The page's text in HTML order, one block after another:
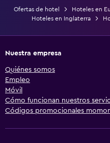
Ofertas de hotel Hoteles en
Hoteles en Inglaterra
Nuestra empresa
Quiénes somos
Empleo
Móvil
Cómo funcionan nuestros
Códigos promocionales